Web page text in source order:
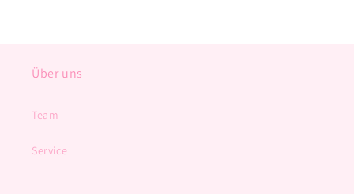
Über uns
Team
Service